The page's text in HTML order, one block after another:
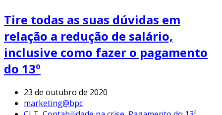
Tire todas as suas dúvidas em
relação a redução de salário,
inclusive como fazer o pagamento
do 13º
23 de outubro de 2020
marketing@bpc